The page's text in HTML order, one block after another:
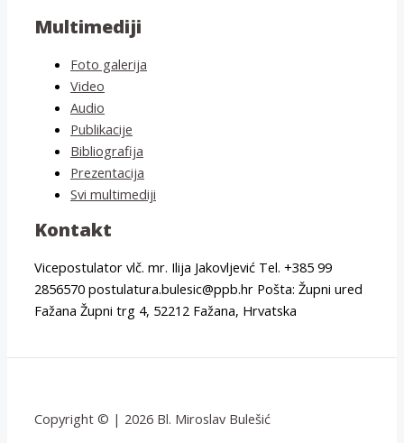
Multimediji
Foto galerija
Video
Audio
Publikacije
Bibliografija
Prezentacija
Svi multimediji
Kontakt
Vicepostulator vlč. mr. Ilija Jakovljević Tel. +385 99
2856570 postulatura.bulesic@ppb.hr Pošta: Župni ured
Fažana Župni trg 4, 52212 Fažana, Hrvatska
Copyright © | 2026 Bl. Miroslav Bulešić